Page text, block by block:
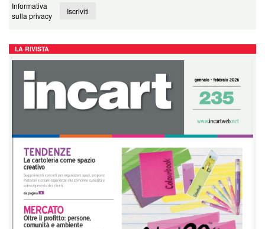
Informativa
sulla privacy
Iscriviti
LA RIVISTA